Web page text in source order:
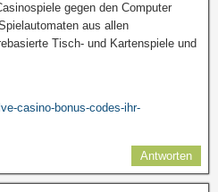
gegen den Computer
aus allen
Tisch- und Kartenspiele und
casino-bonus-codes-ihr-
Antworten